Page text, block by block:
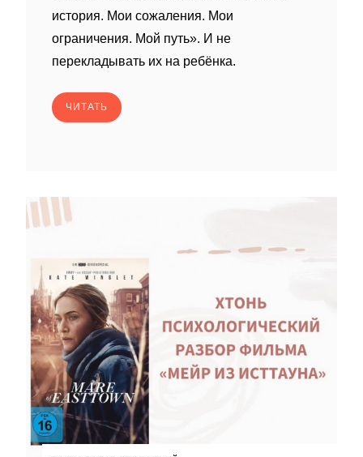
история. Мои сожаления. Мои
ограничения. Мой путь». И не
перекладывать их на ребёнка.
ЧИТАТЬ